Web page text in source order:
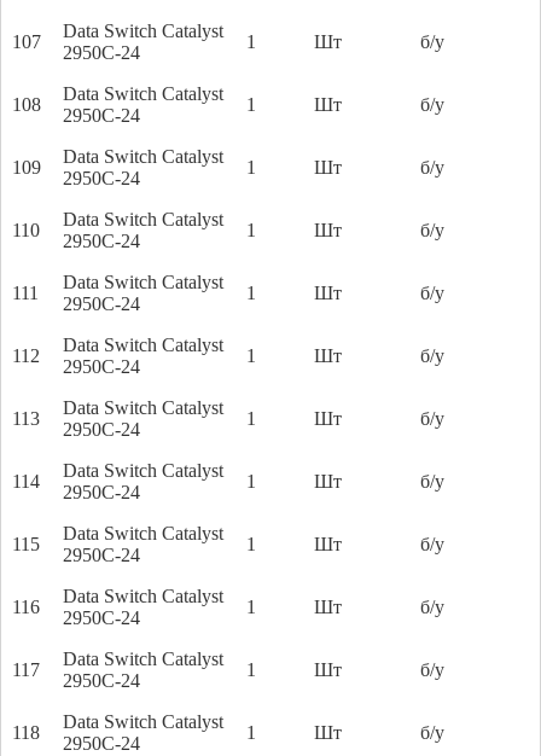
107
Data Switch Catalyst
2950C-24
1 Шт б/у
108
Data Switch Catalyst
2950C-24
1 Шт б/у
109
Data Switch Catalyst
2950C-24
1 Шт б/у
110
Data Switch Catalyst
2950C-24
1 Шт б/у
111
Data Switch Catalyst
2950C-24
1 Шт б/у
112
Data Switch Catalyst
2950C-24
1 Шт б/у
113
Data Switch Catalyst
2950C-24
1 Шт б/у
114
Data Switch Catalyst
2950C-24
1 Шт б/у
115
Data Switch Catalyst
2950C-24
1 Шт б/у
116
Data Switch Catalyst
2950C-24
1 Шт б/у
117
Data Switch Catalyst
2950C-24
1 Шт б/у
118
Data Switch Catalyst
2950C-24
1 Шт б/у